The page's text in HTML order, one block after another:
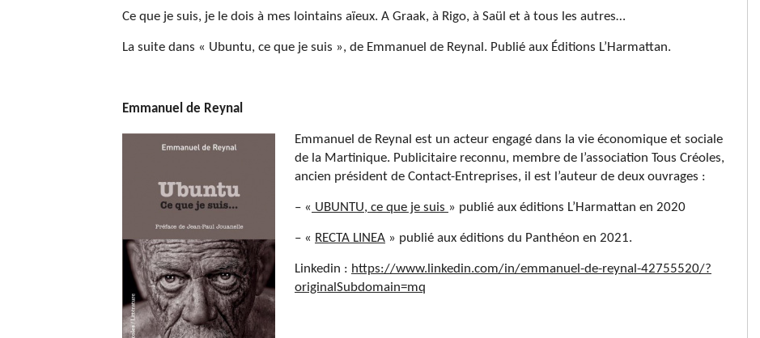
Ce que je suis, je le dois à mes lointains aïeux. A Graak, à Rigo, à Saül et à tous les autres…
La suite dans « Ubuntu, ce que je suis », de Emmanuel de Reynal. Publié aux Éditions L’Harmattan.
Emmanuel de Reynal
Emmanuel de Reynal est un acteur engagé dans la vie économique et sociale
de la Martinique. Publicitaire reconnu, membre de l’association Tous Créoles,
ancien président de Contact-Entreprises, il est l’auteur de deux ouvrages :
– « UBUNTU, ce que je suis » publié aux éditions L’Harmattan en 2020
– « RECTA LINEA » publié aux éditions du Panthéon en 2021.
Linkedin : https://www.linkedin.com/in/emmanuel-de-reynal-42755520/?
originalSubdomain=mq